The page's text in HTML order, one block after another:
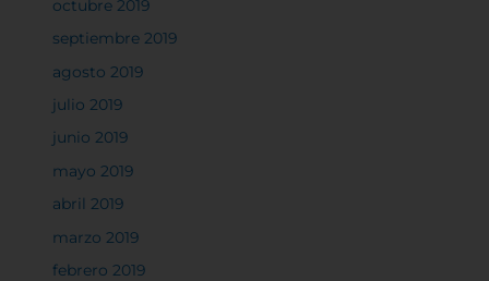
octubre 2019
septiembre 2019
agosto 2019
julio 2019
junio 2019
mayo 2019
abril 2019
marzo 2019
febrero 2019